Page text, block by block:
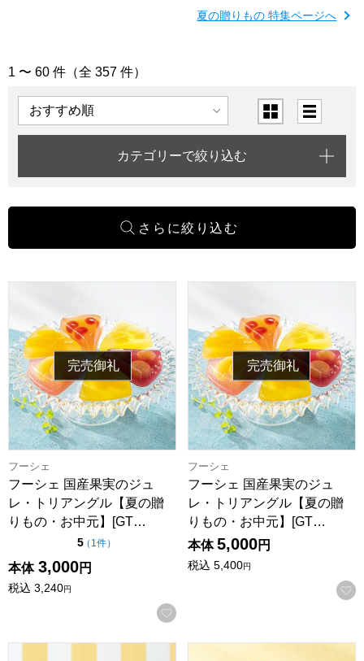
夏の贈りもの 特集ページへ
「洋菓子」の商品一覧
1 〜 60 件（全 357 件）
表示順 表示切替
カテゴリーで絞り込む
完売御礼
フーシェ
フーシェ 国産果実のジュ
レ・トリアングル【夏の贈
りもの・お中元】[GT…
5点（5点満点中）
（ 1件の評価
）
本体 3,000円
税込 3,240円
お気に入りに登録する
完売御礼
フーシェ
フーシェ 国産果実のジュ
レ・トリアングル【夏の贈
りもの・お中元】[GT…
本体 5,000円
税込 5,400円